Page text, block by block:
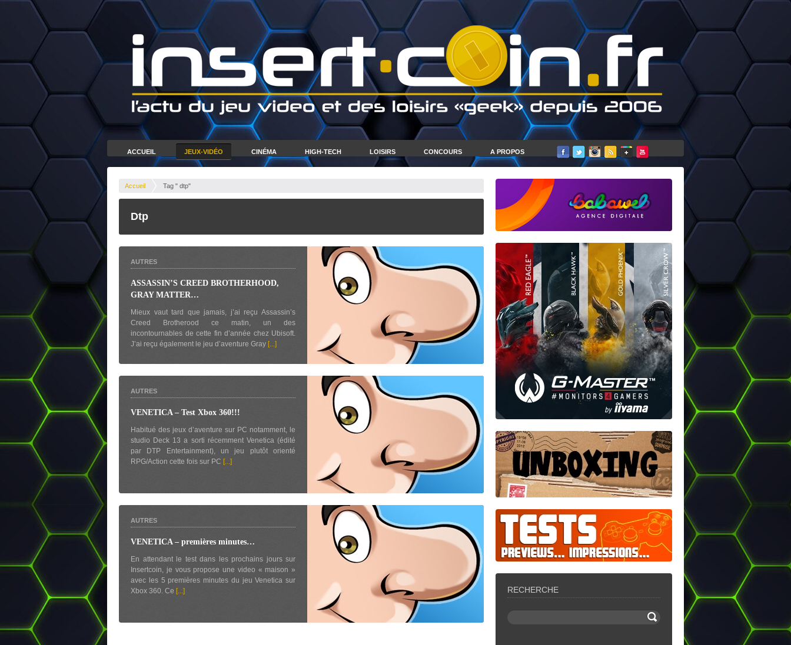
ACCUEIL JEUX-VIDÉO CINÉMA HIGH-TECH LOISIRS CONCOURS A PROPOS
Accueil Tag " dtp"
Dtp
AUTRES
ASSASSIN’S CREED BROTHERHOOD,
GRAY MATTER…
Mieux vaut tard que jamais, j’ai reçu Assassin’s
Creed Brotherood ce matin, un des
incontournables de cette fin d’année chez Ubisoft.
J’ai reçu également le jeu d’aventure Gray [...]
AUTRES
VENETICA – Test Xbox 360!!!
Habitué des jeux d’aventure sur PC notamment, le
studio Deck 13 a sorti récemment Venetica (édité
par DTP Entertainment), un jeu plutôt orienté
RPG/Action cette fois sur PC [...]
AUTRES
VENETICA – premières minutes…
En attendant le test dans les prochains jours sur
Insertcoin, je vous propose une video « maison »
avec les 5 premières minutes du jeu Venetica sur
Xbox 360. Ce [...] RECHERCHE